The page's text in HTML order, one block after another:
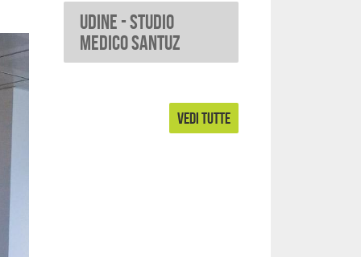
UDINE - Studio
Medico Santuz
VEDI TUTTE